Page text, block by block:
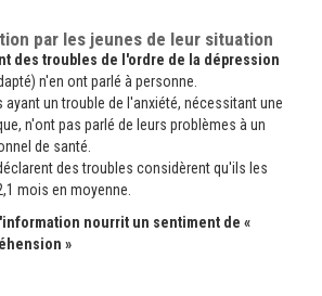
par les jeunes de leur situation
des troubles de l'ordre de la dépression
n'en ont parlé à personne.
ayant un trouble de l'anxiété, nécessitant une
n'ont pas parlé de leurs problèmes à un
de santé.
des troubles considèrent qu'ils les
mois en moyenne.
nourrit un sentiment de «
»